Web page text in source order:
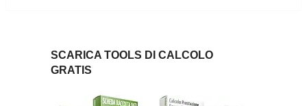
SCARICA TOOLS DI CALCOLO
GRATIS